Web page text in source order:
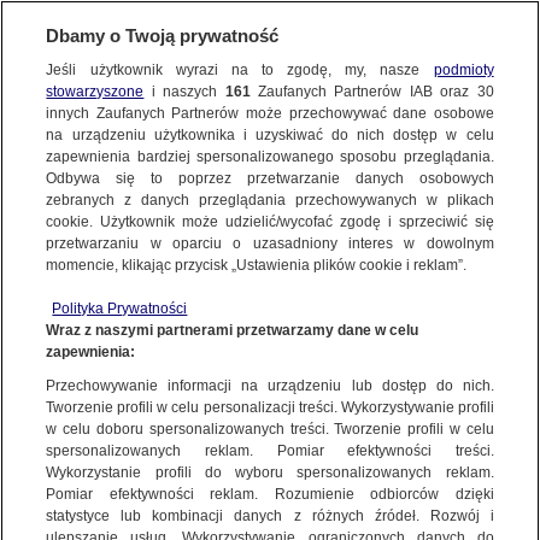
NAJNOWSZE
FAKTY
TVN24 GO
POLSKA
ŚWIAT
miasta:
WARSZAWA
Dzień dobry!
Jedno konto do wszystkich usług
OCIEPLENIE KLIMATU
Dbamy o Twoją prywatność
Jeśli użytkownik wyrazi na to zgodę, my, nasze podmioty
stowarzyszone i naszych 161Zaufanych Partnerów IAB oraz 30
innych Zaufanych Partnerów może przechowywać dane osobowe
na urządzeniu użytkownika i uzyskiwać do nich dostęp w celu
zapewnienia bardziej spersonalizowanego sposobu przeglądania.
Odbywa się to poprzez przetwarzanie danych osobowych
zebranych z danych przeglądania przechowywanych w plikach
cookie. Użytkownik może udzielić/wycofać zgodę i sprzeciwić się
przetwarzaniu w oparciu o uzasadniony interes w dowolnym
momencie, klikając przycisk „Ustawienia plików cookie i reklam”.
Polityka Prywatności
Wraz z naszymi partnerami przetwarzamy dane w celu
zapewnienia:
Przechowywanie informacji na urządzeniu lub dostęp do nich.
Tworzenie profili w celu personalizacji treści. Wykorzystywanie profili
w celu doboru spersonalizowanych treści. Tworzenie profili w celu
spersonalizowanych reklam. Pomiar efektywności treści.
Wykorzystanie profili do wyboru spersonalizowanych reklam.
Pomiar efektywności reklam. Rozumienie odbiorców dzięki
statystyce lub kombinacji danych z różnych źródeł. Rozwój i